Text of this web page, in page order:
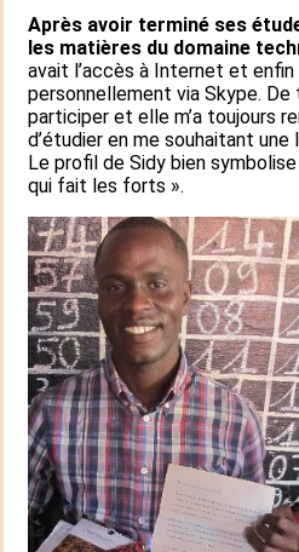
Après avoir terminé ses
les matières du domaine
avait l’accès à Internet et
personnellement via Skype.
participer et elle m’a toujours
d’étudier en me souhaitant
Le profil de Sidy bien
qui fait les forts ». ​